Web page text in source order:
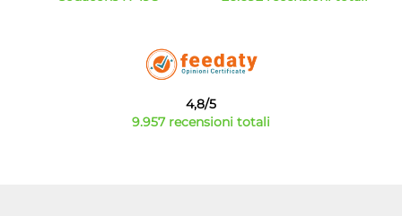
4,8/5
9.957 recensioni totali